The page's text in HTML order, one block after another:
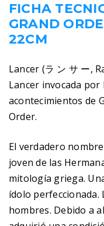
FICHA
GRAND
22CM
Lancer (ラ ン サ ー,
Lancer invocada
acontecimientos de
Order.
El verdadero
joven de las
mitología griega.
ídolo perfeccionada.
hombres. Debido a